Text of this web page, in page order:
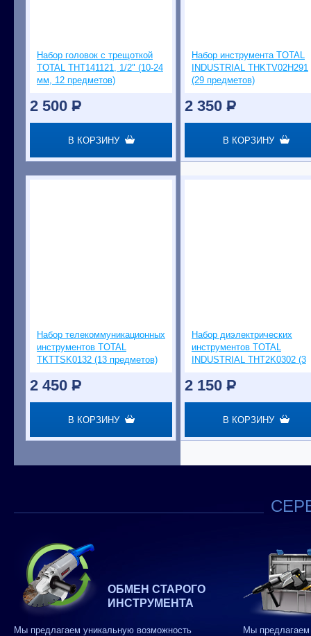
Набор головок с трещоткой
TOTAL THT141121, 1/2" (10-24
мм, 12 предметов)
2 500 P
В КОРЗИНУ
Набор инструмента TOTAL
INDUSTRIAL THKTV02H291
(29 предметов)
2 350 P
В КОРЗИНУ
Набор телекоммуникационных
инструментов TOTAL
TKTTSK0132 (13 предметов)
2 450 P
В КОРЗИНУ
Набор диэлектрических
инструментов TOTAL
INDUSTRIAL THT2K0302 (3
2 150 P
В КОРЗИНУ
ОБМЕН СТАРОГО
ИНСТРУМЕНТА
Мы предлагаем уникальную возможность Мы